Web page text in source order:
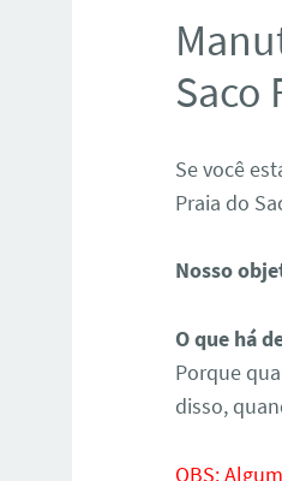
Saco
Se você
Praia do
Nosso
O que há
Porque
disso,
OBS: